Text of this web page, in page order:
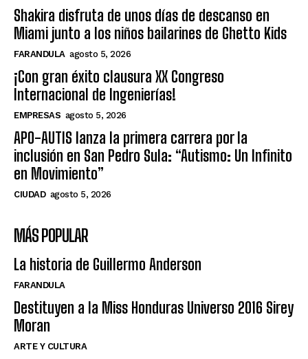
Shakira disfruta de unos días de descanso en
Miami junto a los niños bailarines de Ghetto Kids
FARANDULA agosto 5, 2026
¡Con gran éxito clausura XX Congreso
Internacional de Ingenierías!
EMPRESAS agosto 5, 2026
APO-AUTIS lanza la primera carrera por la
inclusión en San Pedro Sula: “Autismo: Un Infinito
en Movimiento”
CIUDAD agosto 5, 2026
MÁS POPULAR
La historia de Guillermo Anderson
FARANDULA
Destituyen a la Miss Honduras Universo 2016 Sirey
Moran
ARTE Y CULTURA